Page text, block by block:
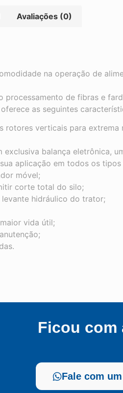
Avaliações (0)
na operação de
processamento de fibras e
as seguintes
rotores verticais para
exclusiva balança eletrônica,
aplicação em todos os
móvel;
corte total do silo;
hidráulico do trator;
vida útil;
Ficou com
Fale com